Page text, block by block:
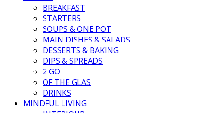
BREAKFAST
STARTERS
SOUPS & ONE POT
MAIN DISHES & SALADS
DESSERTS & BAKING
DIPS & SPREADS
2 GO
OF THE GLAS
DRINKS
MINDFUL LIVING